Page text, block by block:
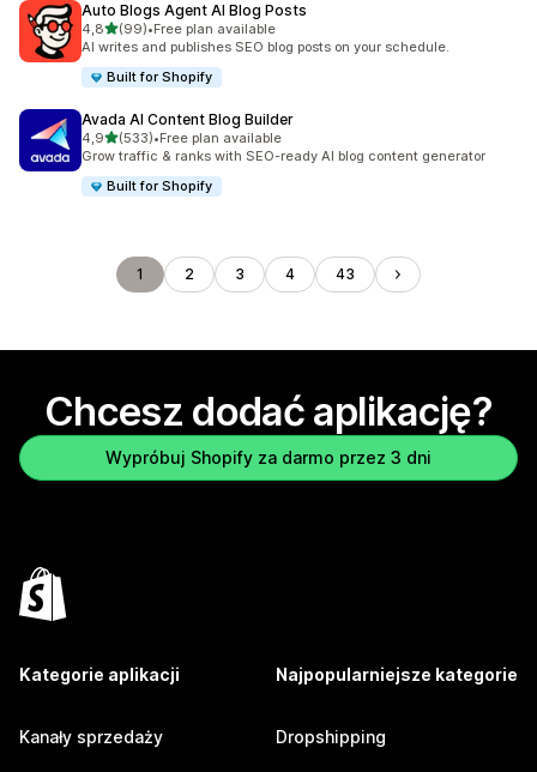
Auto Blogs Agent AI Blog Posts
4,8na 5 gwiazdek
(99)
Łączna liczba recenzji: 99
•Free plan available
AI writes and publishes SEO blog posts on your schedule.
Built for Shopify
Avada AI Content Blog Builder
4,9na 5 gwiazdek
(533)
Łączna liczba recenzji: 533
•Free plan available
Grow traffic & ranks with SEO-ready AI blog content generator
Built for Shopify
1 2 3 4 43
Chcesz dodać aplikację?
Wypróbuj Shopify za darmo przez 3 dni
Kategorie aplikacji
Kanały sprzedaży
Najpopularniejsze kategorie
Dropshipping